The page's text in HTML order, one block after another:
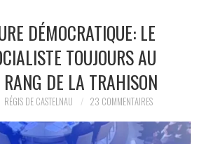
DÉMOCRATIQUE: LE
TOUJOURS AU
DE LA TRAHISON
RÉGIS DE CASTELNAU 23 COMMENTAIRES